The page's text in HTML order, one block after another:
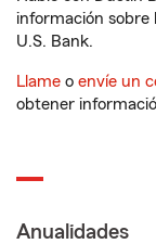
información sobre
U.S. Bank.
Llame o envíe un
obtener
Anualidades